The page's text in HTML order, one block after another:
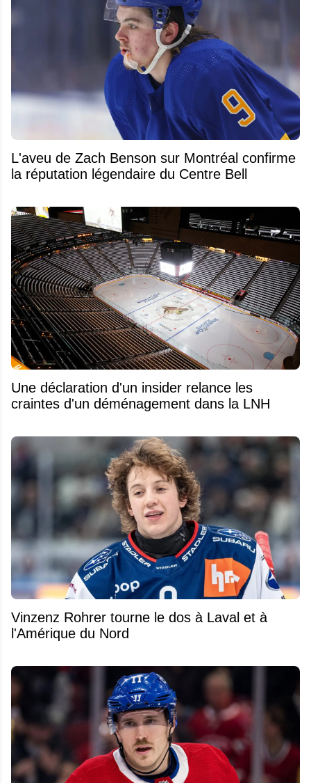
L'aveu de Zach Benson sur Montréal confirme
la réputation légendaire du Centre Bell
Une déclaration d'un insider relance les
craintes d'un déménagement dans la LNH
Vinzenz Rohrer tourne le dos à Laval et à
l'Amérique du Nord